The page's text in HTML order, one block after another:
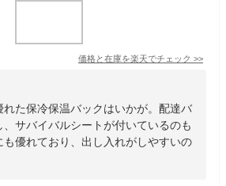
価格と在庫を楽天でチェック >>
れた保冷保温バックはいかが。配達バ
、サバイバルシートが付いているのも
も優れており、出し入れがしやすいの